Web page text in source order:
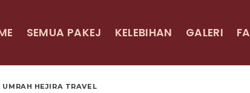
SEMUA PAKEJ KELEBIHAN GALERI
UMRAH HEJIRA TRAVEL